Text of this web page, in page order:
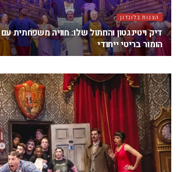
הצגות בלונדון
דיק ויטינגטון והחתול שלו: חוויה משפחתית עם
הומור בריטי ייחודי